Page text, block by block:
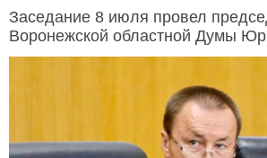
Заседание 8 июля провел
Воронежской областной Думы